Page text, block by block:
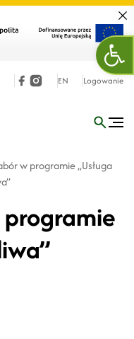
EN Logowanie
w programie „Usługa